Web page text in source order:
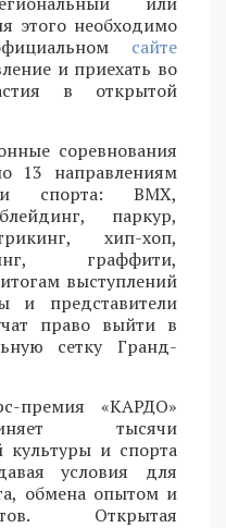
этого необходимо
сайте
и приехать во
в открытой
соревнования
13 направлениям
спорта: BMX,
паркур,
хип-хоп,
граффити,
выступлений
и представители
право выйти в
сетку Гранд-
премия «КАРДО»
тысячи
культуры и спорта
условия для
обмена опытом и
Открытая